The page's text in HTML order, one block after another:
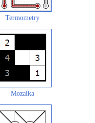
Termometry
Mozaika